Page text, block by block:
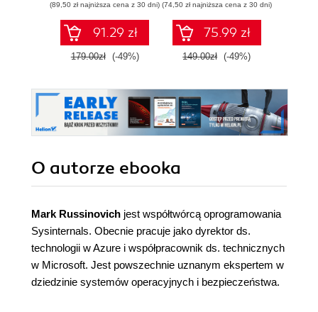
rozruch,
bezpieczeństwo i
dużo więcej.
Wydanie VII
(89,50 zł najniższa cena z 30 dni)
91.29 zł
179.00zł (-49%)
więcej. Wydanie
VII
(74,50 zł najniższa cena z 30 dni)
75.99 zł
149.00zł (-49%)
O autorze ebooka
Mark Russinovich jest współtwórcą oprogramowania
Sysinternals. Obecnie pracuje jako dyrektor ds.
technologii w Azure i współpracownik ds. technicznych
w Microsoft. Jest powszechnie uznanym ekspertem w
dziedzinie systemów operacyjnych i bezpieczeństwa.